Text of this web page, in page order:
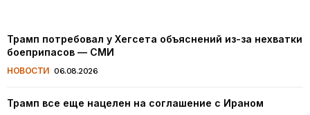
Трамп потребовал у Хегсета объяснений из-за нехватки
боеприпасов — СМИ
НОВОСТИ 06.08.2026
Трамп все еще нацелен на соглашение с Ираном